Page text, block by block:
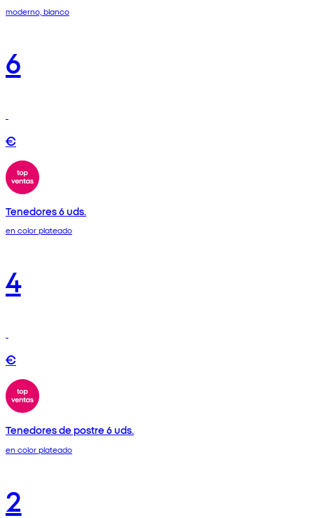
moderno, blanco
6
€
Tenedores 6 uds.
en color plateado
4
€
Tenedores de postre 6 uds.
en color plateado
2